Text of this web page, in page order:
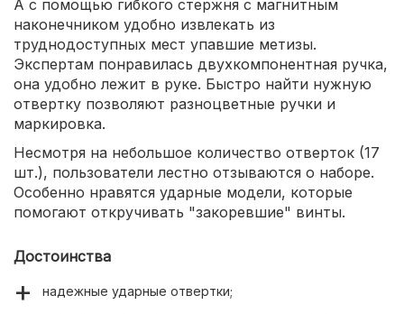
А с помощью гибкого стержня с магнитным
наконечником удобно извлекать из
труднодоступных мест упавшие метизы.
Экспертам понравилась двухкомпонентная ручка,
она удобно лежит в руке. Быстро найти нужную
отвертку позволяют разноцветные ручки и
маркировка.
Несмотря на небольшое количество отверток (17
шт.), пользователи лестно отзываются о наборе.
Особенно нравятся ударные модели, которые
помогают откручивать "закоревшие" винты.
Достоинства
надежные ударные отвертки;